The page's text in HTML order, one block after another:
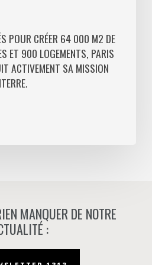
POUR CRÉER 64 000 M2 DE
ET 900 LOGEMENTS, PARIS
ACTIVEMENT SA MISSION
MANQUER DE NOTRE
: